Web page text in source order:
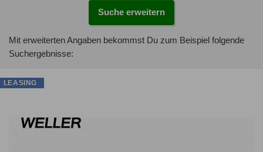
Suche erweitern
Mit erweiterten Angaben bekommst Du zum Beispiel folgende
Suchergebnisse:
LEASING